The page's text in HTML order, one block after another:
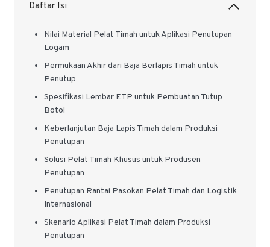
Daftar Isi
Nilai Material Pelat Timah untuk Aplikasi Penutupan
Logam
Permukaan Akhir dari Baja Berlapis Timah untuk
Penutup
Spesifikasi Lembar ETP untuk Pembuatan Tutup
Botol
Keberlanjutan Baja Lapis Timah dalam Produksi
Penutupan
Solusi Pelat Timah Khusus untuk Produsen
Penutupan
Penutupan Rantai Pasokan Pelat Timah dan Logistik
Internasional
Skenario Aplikasi Pelat Timah dalam Produksi
Penutupan